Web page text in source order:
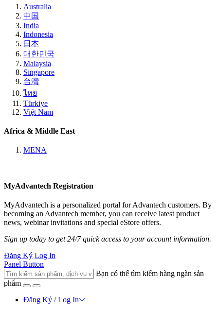
Australia
中国
India
Indonesia
日本
대한민국
Malaysia
Singapore
台灣
ไทย
Türkiye
Việt Nam
Africa & Middle East
MENA
MyAdvantech Registration
MyAdvantech is a personalized portal for Advantech customers. By
becoming an Advantech member, you can receive latest product
news, webinar invitations and special eStore offers.
Sign up today to get 24/7 quick access to your account information.
Đăng Ký Log In
Panel Button
Bạn có thể tìm kiếm hàng ngàn sản
phẩm
Đăng Ký / Log In